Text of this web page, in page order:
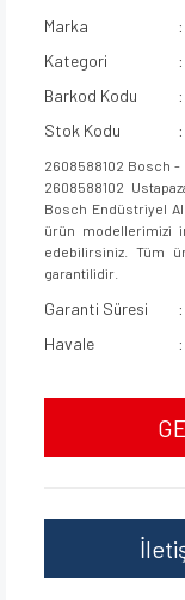
Marka
Kategori
Barkod Kodu
Stok Kodu
2608588102 Bosch -
2608588102
Bosch Endüstriyel
ürün modellerimizi
edebilirsiniz. Tüm
garantilidir.
Garanti Süresi
Havale